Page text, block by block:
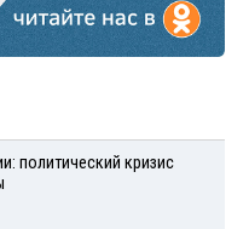
политический кризис